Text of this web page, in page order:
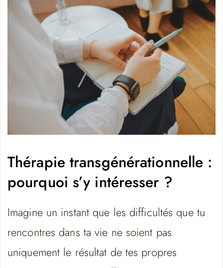
Thérapie transgénérationnelle :
pourquoi s’y intéresser ?
Imagine un instant que les difficultés que tu
rencontres dans ta vie ne soient pas
uniquement le résultat de tes propres